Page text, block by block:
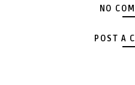
NO
POST A